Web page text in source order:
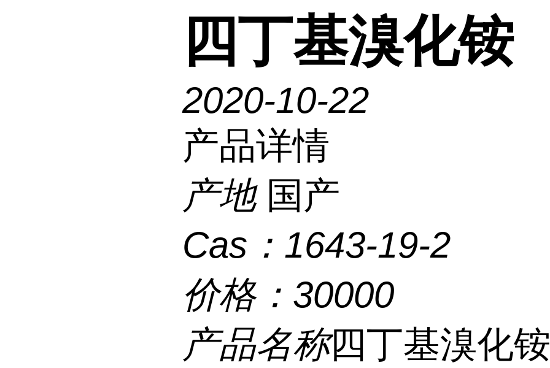
四丁基溴化铵
2020-10-22
产品详情
产地 国产
Cas： 1643-19-2
价格： 30000
产品名称四丁基溴化